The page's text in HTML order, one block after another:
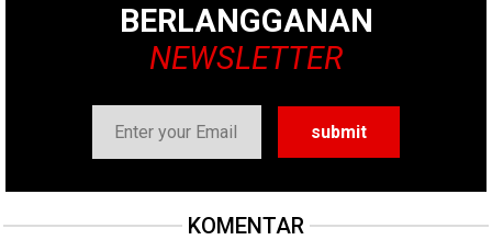
BERLANGGANAN
NEWSLETTER
KOMENTAR